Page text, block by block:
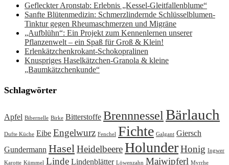
Gefleckter Aronstab: Erlebnis „Kessel-Gleitfallenblume“
Sanfte Blütenmedizin: Schmerzlindernde Schlüsselblumen-
Tinktur gegen Rheumaschmerzen und Migräne
„Aufblühn“: Ein Projekt zum Kennenlernen unserer
Pflanzenwelt – ein Spaß für Groß & Klein!
Erlenkätzchenkrokant-Schokopralinen
Knuspriges Haselkätzchen-Granola & kleine
„Baumkätzchenkunde“
Schlagwörter
Apfel Bibernelle Birke Bitterstoffe Brennnessel Bärlauch
Dufte Küche Eibe Engelwurz Fenchel Fichte Galgant Giersch
Gundermann HaselHeidelbeereHolunderHonig Ingwer
Karotte Kümmel Linde Lindenblätter Löwenzahn Maiwipferl Myrrhe